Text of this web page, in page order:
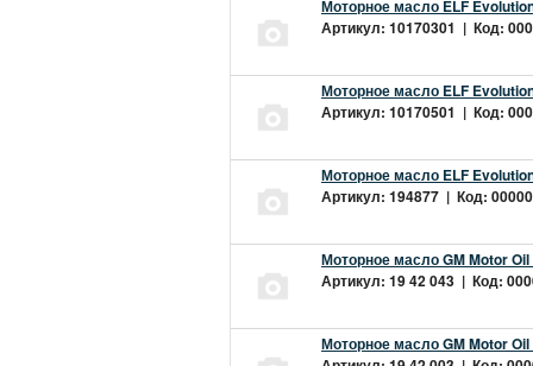
Моторное масло ELF
Артикул: 10170301 | Код:
Моторное масло ELF
Артикул: 10170501 | Код:
Моторное масло ELF
Артикул: 194877 | Код:
Моторное масло GM Motor Oil
Артикул: 19 42 043 | Код:
Моторное масло GM Motor